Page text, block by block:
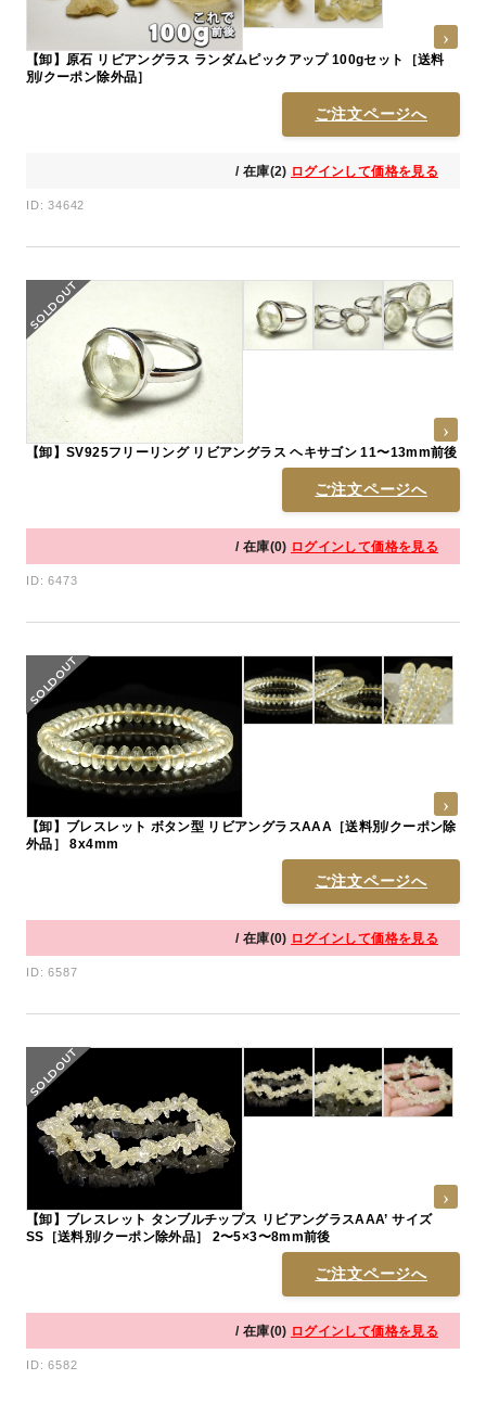
【卸】原石 リビアングラス ランダムピックアップ 100gセット［送料
別/クーポン除外品］
ご注文ページへ
/ 在庫(2) ログインして価格を見る
ID: 34642
【卸】SV925フリーリング リビアングラス ヘキサゴン 11〜13mm前後
ご注文ページへ
/ 在庫(0) ログインして価格を見る
ID: 6473
【卸】ブレスレット ボタン型 リビアングラスAAA［送料別/クーポン除
外品］ 8x4mm
ご注文ページへ
/ 在庫(0) ログインして価格を見る
ID: 6587
【卸】ブレスレット タンブルチップス リビアングラスAAA’ サイズ
SS［送料別/クーポン除外品］ 2〜5×3〜8mm前後
ご注文ページへ
/ 在庫(0) ログインして価格を見る
ID: 6582